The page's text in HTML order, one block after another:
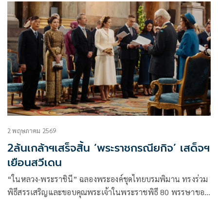
2 พฤษภาคม 2569
2ล้นเกล้าฯเสร็จสิ้น ‘พระราชกรณียกิจ’ เสด็จฯ
เยือนสวีเดน
“ในหลวง-พระราชินี” ฉลองพระองค์ชุดไทยบรมพิมาน ทรงร่วม
พิธีสรรเสริญและขอบคุณพระเจ้าในพระราชพิธี 80 พรรษาของ